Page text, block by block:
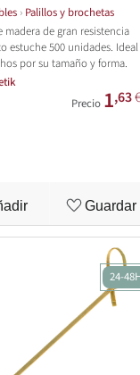
› Palillos y brochetas
madera de gran resistencia
estuche 500 unidades. Ideal
por su tamaño y forma.
Precio 1,63
Guardar
24-48H